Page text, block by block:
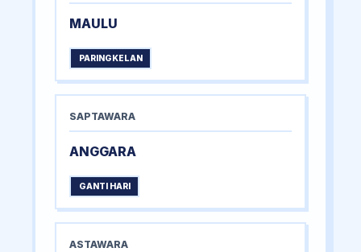
MAULU
PARINGKELAN
SAPTAWARA
ANGGARA
GANTI HARI
ASTAWARA